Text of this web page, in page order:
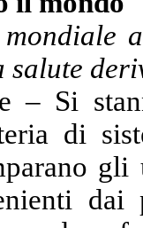
– Si
di